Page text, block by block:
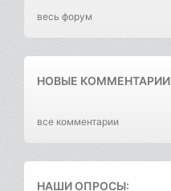
весь форум
НОВЫЕ КОММЕНТАРИИ
все комментарии
НАШИ ОПРОСЫ: